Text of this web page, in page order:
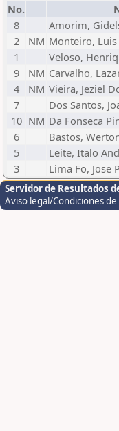
No.
8
Amorim,
2
NM Monteiro,
1
Veloso,
9
NM Carvalho,
4
NM Vieira, Jeziel
7
Dos Santos,
10 NM Da Fonseca
6
Bastos,
5
Leite, Italo
3
Lima Fo, Jose
Servidor de Resultados
Aviso legal/Condiciones de